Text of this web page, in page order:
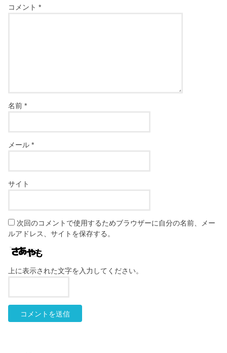
コメント*
名前*
メール*
サイト
次回のコメントで使用するためブラウザーに自分の名前、メー
ルアドレス、サイトを保存する。
上に表示された文字を入力してください。